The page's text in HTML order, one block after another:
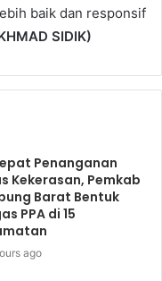
baik dan responsif
SIDIK)
Penanganan
Kekerasan, Pemkab
Barat Bentuk
PPA di 15
ago